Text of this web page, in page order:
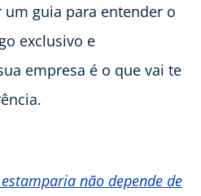
guia para entender o
exclusivo e
empresa é o que vai te
não depende de